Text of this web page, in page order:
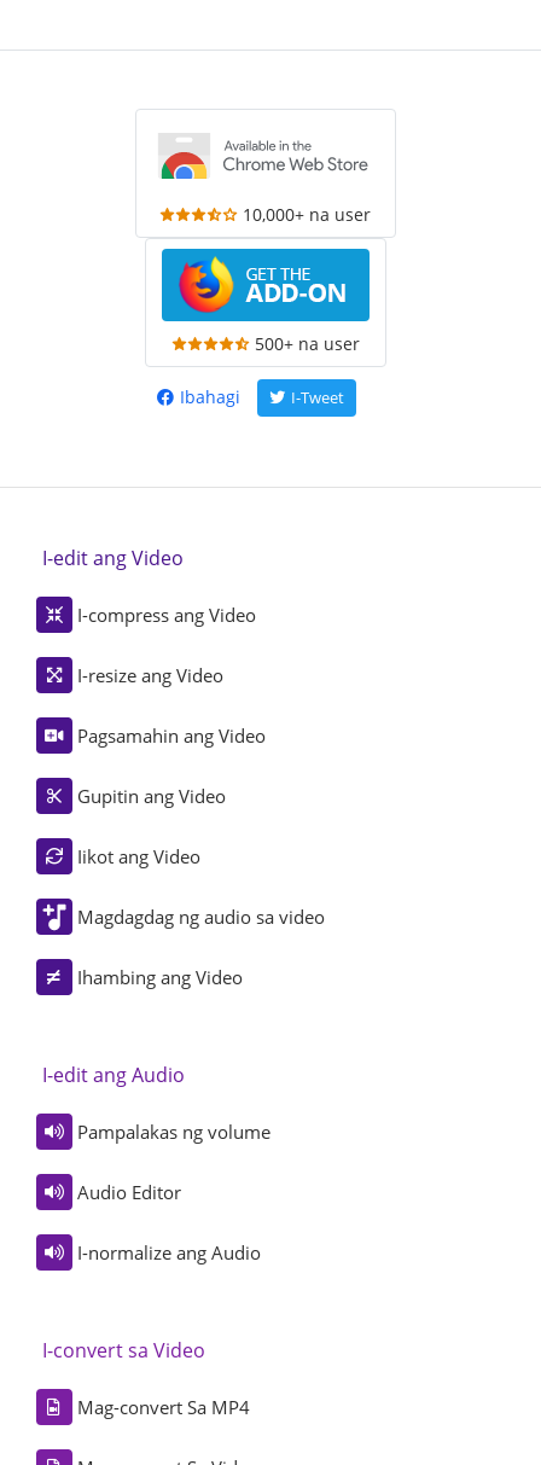
10,000+ na user
500+ na user
Ibahagi I-Tweet
I-edit ang Video
I-compress ang Video
I-resize ang Video
Pagsamahin ang Video
Gupitin ang Video
Iikot ang Video
Magdagdag ng audio sa video
Ihambing ang Video
I-edit ang Audio
Pampalakas ng volume
Audio Editor
I-normalize ang Audio
I-convert sa Video
Mag-convert Sa MP4